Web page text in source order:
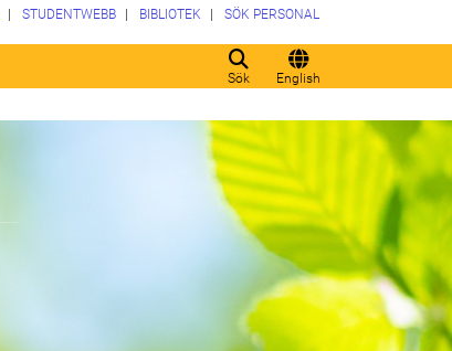
Sök English
STUDENTWEBB BIBLIOTEK SÖK PERSONAL